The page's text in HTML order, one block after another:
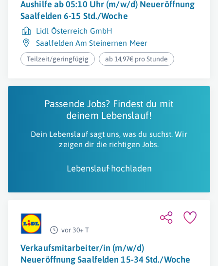
Aushilfe ab 05:10 Uhr (m/w/d) Neueröffnung
Saalfelden 6-15 Std./Woche
Lidl Österreich GmbH
Saalfelden Am Steinernen Meer
Teilzeit/geringfügig ab 14,97€ pro Stunde
Passende Jobs? Findest du mit
deinem Lebenslauf!
Dein Lebenslauf sagt uns, was du suchst. Wir
zeigen dir die richtigen Jobs.
Lebenslauf hochladen
vor 30+ T
Verkaufsmitarbeiter/in (m/w/d)
Neueröffnung Saalfelden 15-34 Std./Woche